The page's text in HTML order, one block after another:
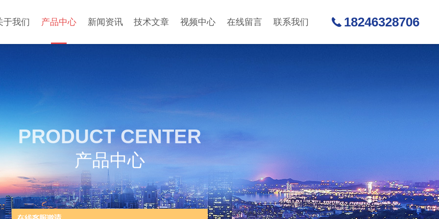
于我们 产品中心 新闻资讯 技术文章 视频中心 在线留言 联系我们 18246328706
PRODUCT CENTER
产品中心